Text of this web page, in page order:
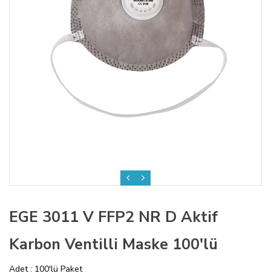
EGE 3011 V FFP2 NR D Aktif
Karbon Ventilli Maske 100'lü
Adet : 100'lü Paket